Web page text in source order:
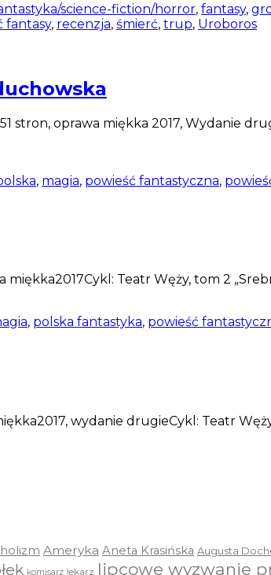
science-fiction/horror, fantasy,
fantasy, recenzja, śmierć, trup, Uroboros
oprawa miękka 2017, Wydanie
, magia, powieść fantastyczna,
Teatr Węży, tom 2
, polska fantastyka, powieść
wydanie drugieCykl: Teatr
Ameryka Aneta Krasińska Augusta
komisarz lekarz lipcowe wyzwanie